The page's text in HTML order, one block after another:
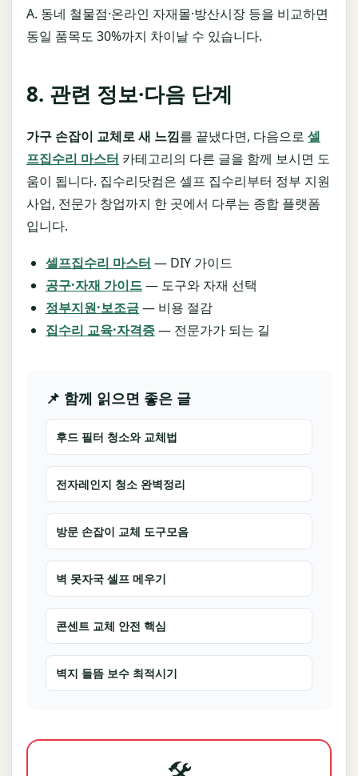
A. 동네 철물점·온라인 자재몰·방산시장 등을 비교하면
동일 품목도 30%까지 차이날 수 있습니다.
8. 관련 정보·다음 단계
가구 손잡이 교체로 새 느낌를 끝냈다면, 다음으로 셀
프집수리 마스터 카테고리의 다른 글을 함께 보시면 도
움이 됩니다. 집수리닷컴은 셀프 집수리부터 정부 지원
사업, 전문가 창업까지 한 곳에서 다루는 종합 플랫폼
입니다.
셀프집수리 마스터 — DIY 가이드
공구·자재 가이드— 도구와 자재 선택
정부지원·보조금— 비용 절감
집수리 교육·자격증— 전문가가 되는 길
📌 함께 읽으면 좋은 글
후드 필터 청소와 교체법
전자레인지 청소 완벽정리
방문 손잡이 교체 도구모음
벽 못자국 셀프 메우기
콘센트 교체 안전 핵심
벽지 들뜸 보수 최적시기